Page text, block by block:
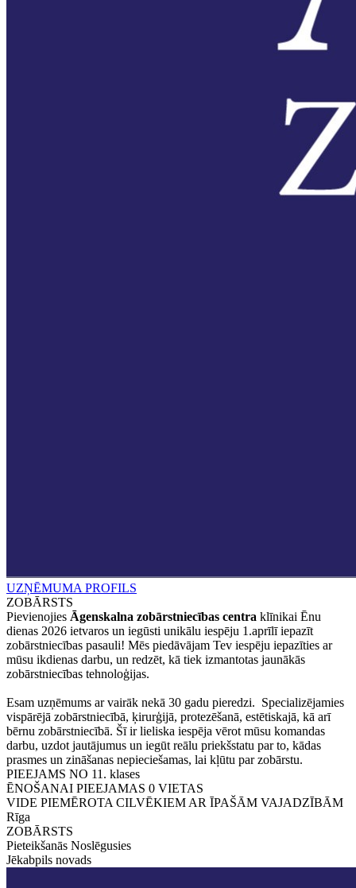
UZŅĒMUMA PROFILS
ZOBĀRSTS
Pievienojies Āgenskalna zobārstniecības centra klīnikai Ēnu
dienas 2026 ietvaros un iegūsti unikālu iespēju 1.aprīlī iepazīt
zobārstniecības pasauli! Mēs piedāvājam Tev iespēju iepazīties ar
mūsu ikdienas darbu, un redzēt, kā tiek izmantotas jaunākās
zobārstniecības tehnoloģijas.
Esam uzņēmums ar vairāk nekā 30 gadu pieredzi. Specializējamies
vispārējā zobārstniecībā, ķirurģijā, protezēšanā, estētiskajā, kā arī
bērnu zobārstniecībā. Šī ir lieliska iespēja vērot mūsu komandas
darbu, uzdot jautājumus un iegūt reālu priekšstatu par to, kādas
prasmes un zināšanas nepieciešamas, lai kļūtu par zobārstu.
PIEEJAMS NO 11. klases
ĒNOŠANAI PIEEJAMAS 0 VIETAS
VIDE PIEMĒROTA CILVĒKIEM AR ĪPAŠĀM VAJADZĪBĀM
Rīga
ZOBĀRSTS
Pieteikšanās Noslēgusies
Jēkabpils novads